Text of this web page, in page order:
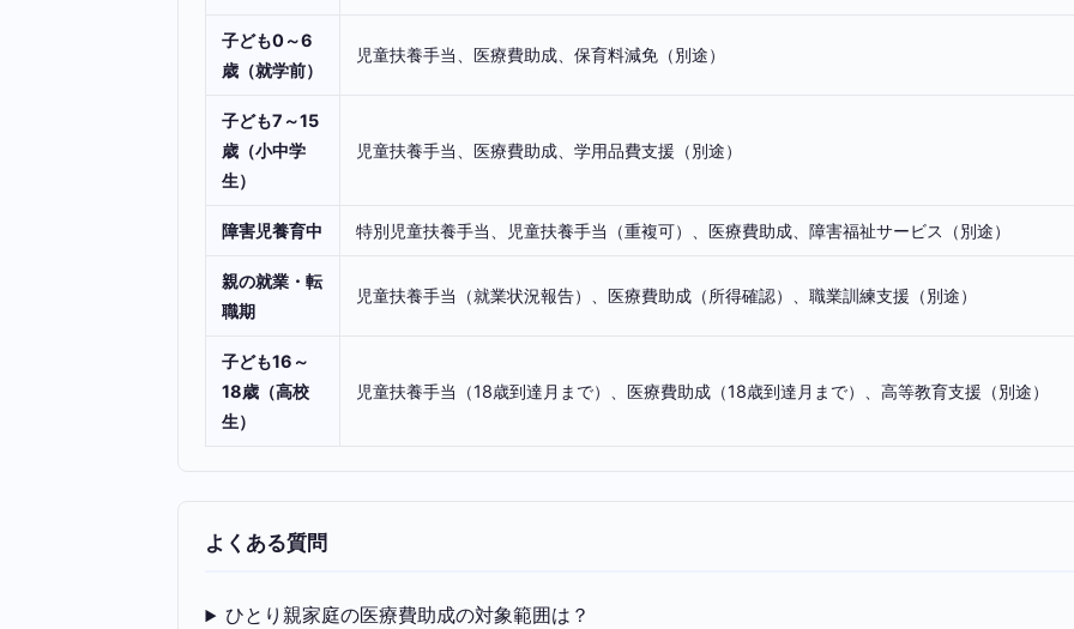
子ども0～6
歳（就学前）
児童扶養手当、医療費助成、保育料減免（別途）
子ども7～15
歳（小中学
生）
児童扶養手当、医療費助成、学用品費支援（別途）
障害児養育中 特別児童扶養手当、児童扶養手当（重複可）、医療費助成、障害福祉サービス（別途）
親の就業・転
職期
児童扶養手当（就業状況報告）、医療費助成（所得確認）、職業訓練支援（別途）
子ども16～
18歳（高校
生）
児童扶養手当（18歳到達月まで）、医療費助成（18歳到達月まで）、高等教育支援（別途）
よくある質問
ひとり親家庭の医療費助成の対象範囲は？